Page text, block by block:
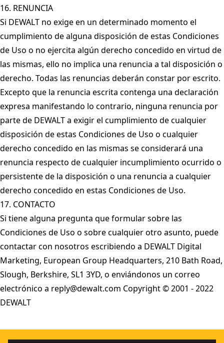
16. RENUNCIA
Si DEWALT no exige en un determinado momento el
cumplimiento de alguna disposición de estas Condiciones
de Uso o no ejercita algún derecho concedido en virtud de
las mismas, ello no implica una renuncia a tal disposición o
derecho. Todas las renuncias deberán constar por escrito.
Excepto que la renuncia escrita contenga una declaración
expresa manifestando lo contrario, ninguna renuncia por
parte de DEWALT a exigir el cumplimiento de cualquier
disposición de estas Condiciones de Uso o cualquier
derecho concedido en las mismas se considerará una
renuncia respecto de cualquier incumplimiento ocurrido o
persistente de la disposición o una renuncia a cualquier
derecho concedido en estas Condiciones de Uso.
17. CONTACTO
Si tiene alguna pregunta que formular sobre las
Condiciones de Uso o sobre cualquier otro asunto, puede
contactar con nosotros escribiendo a DEWALT Digital
Marketing, European Group Headquarters, 210 Bath Road,
Slough, Berkshire, SL1 3YD, o enviándonos un correo
electrónico a reply@dewalt.com Copyright © 2001 - 2022
DEWALT